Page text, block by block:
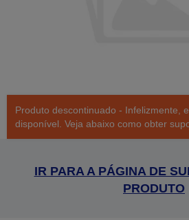
Produto descontinuado - Infelizmente,
disponível. Veja abaixo como obter
IR PARA A PÁGINA DE
PRODUTO